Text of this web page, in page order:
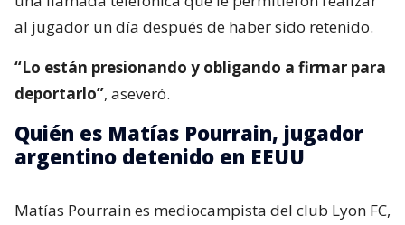
al jugador un día después de haber sido retenido.
“Lo están presionando y obligando a firmar para
deportarlo”, aseveró.
Quién es Matías Pourrain, jugador
argentino detenido en EEUU
Matías Pourrain es mediocampista del club Lyon FC,